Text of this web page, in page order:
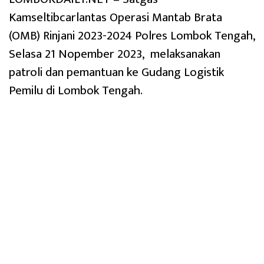
Kamseltibcarlantas Operasi Mantab Brata
(OMB) Rinjani 2023-2024 Polres Lombok Tengah,
Selasa 21 Nopember 2023, melaksanakan
patroli dan pemantuan ke Gudang Logistik
Pemilu di Lombok Tengah.